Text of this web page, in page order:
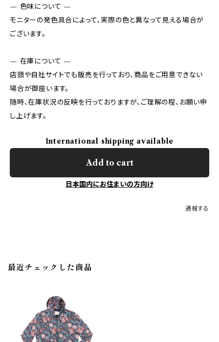
— 色味について —
モニターの発色具合によって、実際の色と異なって見える場合が
ございます。
— 在庫について —
店頭や自社サイトでも販売を行っており、商品をご用意できない
場合が御座います。
随時、在庫状況の反映を行っておりますが、ご理解の程、お願い申
し上げます。
International shipping available
Add to cart
日本国内にお住まいの方向け
通報する
最近チェックした商品